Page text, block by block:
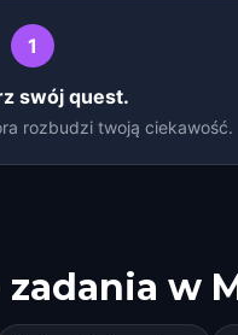
1
swój quest.
rozbudzi twoją ciekawość.
w